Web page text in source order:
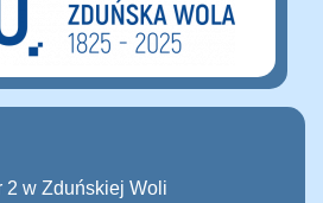
2 w Zduńskiej Woli